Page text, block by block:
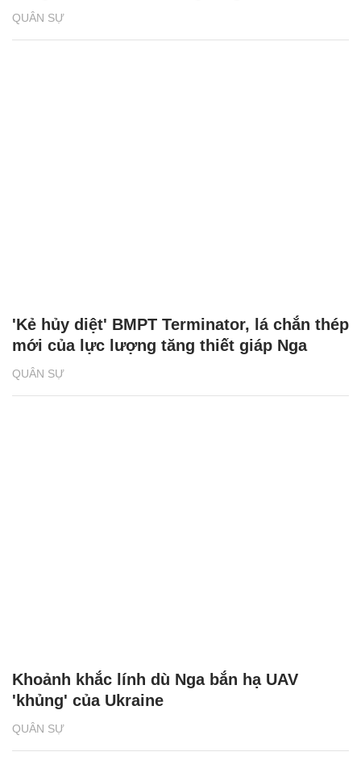
QUÂN SỰ
QUÂN SỰ
'Kẻ hủy diệt' BMPT Terminator, lá chắn thép
mới của lực lượng tăng thiết giáp Nga
QUÂN SỰ
Khoảnh khắc lính dù Nga bắn hạ UAV
'khủng' của Ukraine